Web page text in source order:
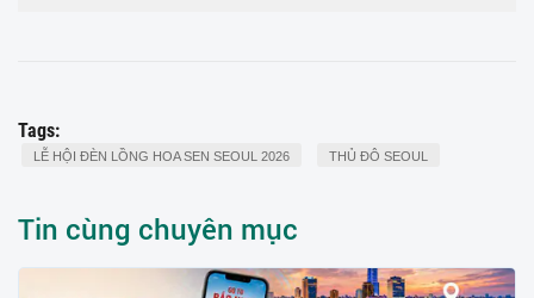
Tags:
LỄ HỘI ĐÈN LỒNG HOA SEN SEOUL 2026 THỦ ĐÔ SEOUL
Tin cùng chuyên mục